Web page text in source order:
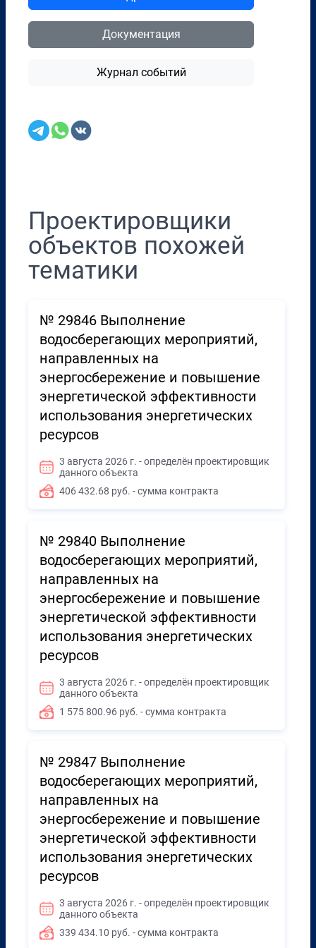
Документация
Журнал событий
Проектировщики
объектов похожей
тематики
№ 29846 Выполнение
водосберегающих мероприятий,
направленных на
энергосбережение и повышение
энергетической эффективности
использования энергетических
ресурсов
3 августа 2026 г. - определён проектировщик
данного объекта
406 432.68 руб. - сумма контракта
№ 29840 Выполнение
водосберегающих мероприятий,
направленных на
энергосбережение и повышение
энергетической эффективности
использования энергетических
ресурсов
3 августа 2026 г. - определён проектировщик
данного объекта
1 575 800.96 руб. - сумма контракта
№ 29847 Выполнение
водосберегающих мероприятий,
направленных на
энергосбережение и повышение
энергетической эффективности
использования энергетических
ресурсов
3 августа 2026 г. - определён проектировщик
данного объекта
339 434.10 руб. - сумма контракта